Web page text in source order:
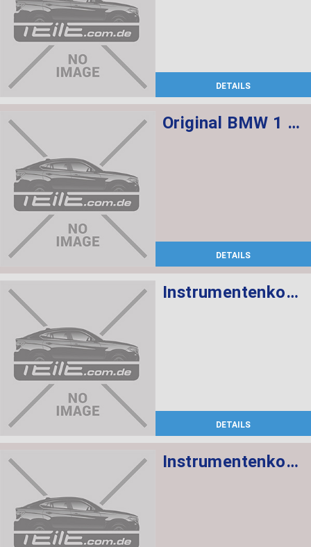
DETAILS
Original BMW 1 Serie F20 F21 2012-2018 Velours Fußmatten Matte Premium Set
DETAILS
Instrumentenkombination KMH
DETAILS
Instrumentenkombination KMH